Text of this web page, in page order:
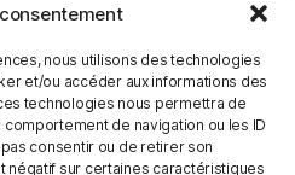
nous utilisons des technologies
et/ou accéder aux informations des
technologies nous permettra de
de navigation ou les ID
consentir ou de retirer son
négatif sur certaines caractéristiques